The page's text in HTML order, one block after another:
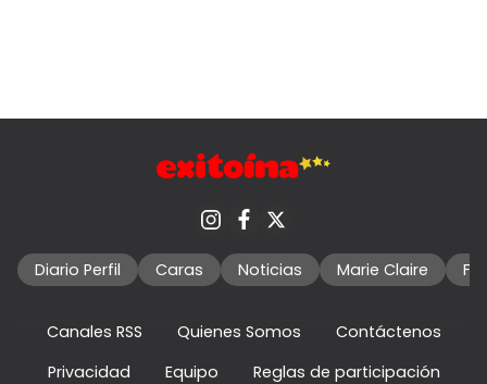
Diario Perfil Caras Noticias Marie Claire
Canales RSS Quienes Somos
Contáctenos
Privacidad
Equipo
Reglas de participación